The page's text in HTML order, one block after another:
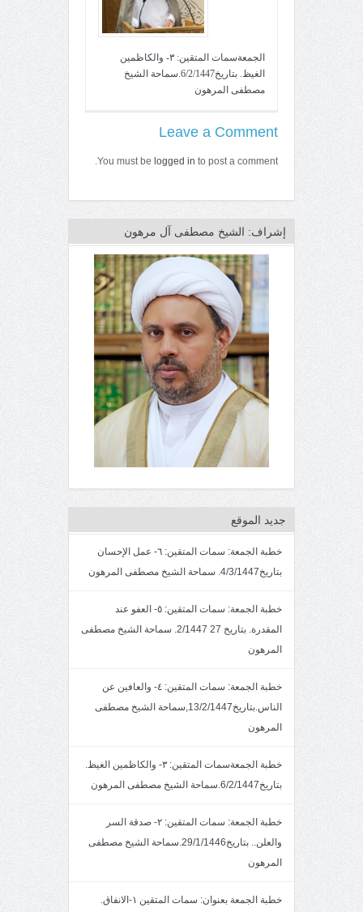
الجمعةسمات المتقين: ٣- والكاظمين
الغيظ. بتاريخ6/2/1447.سماحة الشيخ
مصطفى المرهون
Leave a Comment
You must be logged in to post a comment.
إشراف: الشيخ مصطفى آل مرهون
جديد الموقع
خطبة الجمعة: سمات المتقين: ٦- عمل الإحسان
بتاريخ4/3/1447. سماحة الشيخ مصطفى المرهون
خطبة الجمعة: سمات المتقين: ٥- العفو عند
المقدرة. بتاريخ 27 2/1447. سماحة الشيخ مصطفى
المرهون
خطبة الجمعة: سمات المتقين: ٤- والعافين عن
الناس.بتاريخ13/2/1447,سماحة الشيخ مصطفى
المرهون
خطبة الجمعةسمات المتقين: ٣- والكاظمين الغيظ.
بتاريخ6/2/1447.سماحة الشيخ مصطفى المرهون
خطبة الجمعة: سمات المتقين: ٢- صدقة السر
والعلن.. بتاريخ29/1/1446.سماحة الشيخ مصطفى
المرهون
خطبة الجمعة بعنوان: سمات المتقين ١-الانفاق.